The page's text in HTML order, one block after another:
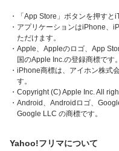
・「App Store」ボタンを押すと
・アプリケーションはiPhone、
ただけます。
・Apple、Appleのロゴ、App
国のApple Inc.の登録商標です。
・iPhone商標は、アイホン株式
す。
・Copyright (C) Apple Inc. All
・Android、Androidロゴ、
Google LLC の商標です。
Yahoo!フリマについて